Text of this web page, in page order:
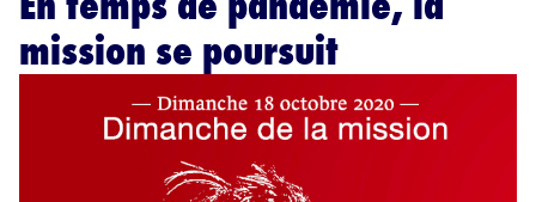
mission se poursuit